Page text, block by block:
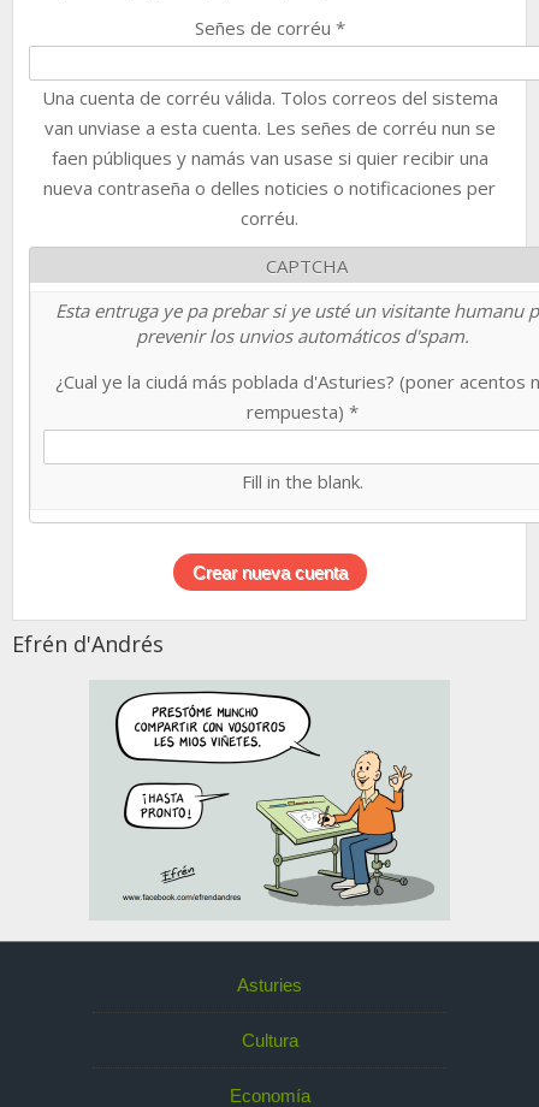
Señes de corréu *
Una cuenta de corréu válida. Tolos correos del sistema
van unviase a esta cuenta. Les señes de corréu nun se
faen públiques y namás van usase si quier recibir una
nueva contraseña o delles noticies o notificaciones per
corréu.
CAPTCHA
Esta entruga ye pa prebar si ye usté un visitante humanu
prevenir los unvios automáticos d'spam.
¿Cual ye la ciudá más poblada d'Asturies? (poner acentos
rempuesta) *
Fill in the blank.
Efrén d'Andrés
Asturies
Cultura
Economía